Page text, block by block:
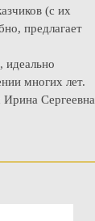
(с их
предлагает
идеально
многих лет.
Сергеевна